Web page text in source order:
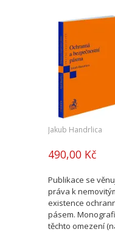
Jakub Handrlica
490,00 Kč
Publikace se
práva k
existence
pásem.
těchto omezení